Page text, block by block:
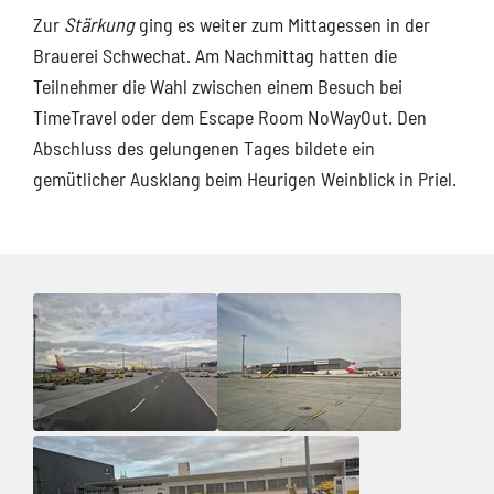
Zur Stärkungging es weiter zum Mittagessen in der
Brauerei Schwechat. Am Nachmittag hatten die
Teilnehmer die Wahl zwischen einem Besuch bei
TimeTravel oder dem Escape Room NoWayOut. Den
Abschluss des gelungenen Tages bildete ein
gemütlicher Ausklang beim Heurigen Weinblick in Priel.